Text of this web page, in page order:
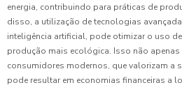
energia, contribuindo para práticas de
disso, a utilização de tecnologias
inteligência artificial, pode otimizar o uso
produção mais ecológica. Isso não
consumidores modernos, que valorizam a
pode resultar em economias financeiras a